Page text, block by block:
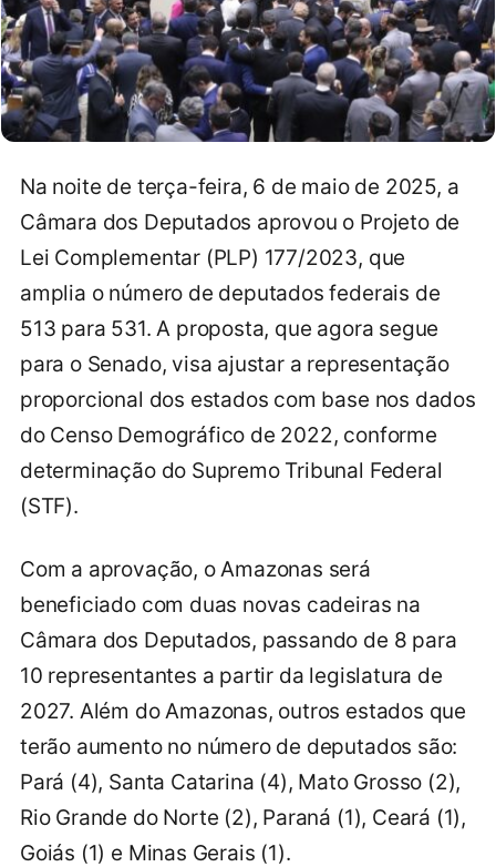
Na noite de terça-feira, 6 de maio de 2025, a
Câmara dos Deputados aprovou o Projeto de
Lei Complementar (PLP) 177/2023, que
amplia o número de deputados federais de
513 para 531. A proposta, que agora segue
para o Senado, visa ajustar a representação
proporcional dos estados com base nos dados
do Censo Demográfico de 2022, conforme
determinação do Supremo Tribunal Federal
(STF).
Com a aprovação, o Amazonas será
beneficiado com duas novas cadeiras na
Câmara dos Deputados, passando de 8 para
10 representantes a partir da legislatura de
2027. Além do Amazonas, outros estados que
terão aumento no número de deputados são:
Pará (4), Santa Catarina (4), Mato Grosso (2),
Rio Grande do Norte (2), Paraná (1), Ceará (1),
Goiás (1) e Minas Gerais (1).